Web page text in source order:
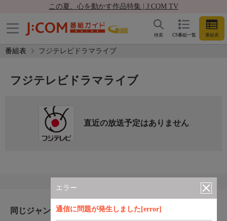
この夏、心を動かす作品特集 | J:COM TV
CS番組一覧 番組表
検索
番組表 フジテレビドラマライブ
エラー
通信に問題が発生しました[error]
フジテレビドラマライブ
直近の放送予定はありません
同じジャンルのおすすめ番組